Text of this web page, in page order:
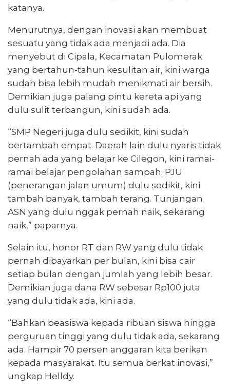
katanya.
Menurutnya, dengan inovasi akan membuat
sesuatu yang tidak ada menjadi ada. Dia
menyebut di Cipala, Kecamatan Pulomerak
yang bertahun-tahun kesulitan air, kini warga
sudah bisa lebih mudah menikmati air bersih.
Demikian juga palang pintu kereta api yang
dulu sulit terbangun, kini sudah ada.
“SMP Negeri juga dulu sedikit, kini sudah
bertambah empat. Daerah lain dulu nyaris tidak
pernah ada yang belajar ke Cilegon, kini ramai-
ramai belajar pengolahan sampah. PJU
(penerangan jalan umum) dulu sedikit, kini
tambah banyak, tambah terang. Tunjangan
ASN yang dulu nggak pernah naik, sekarang
naik,” paparnya.
Selain itu, honor RT dan RW yang dulu tidak
pernah dibayarkan per bulan, kini bisa cair
setiap bulan dengan jumlah yang lebih besar.
Demikian juga dana RW sebesar Rp100 juta
yang dulu tidak ada, kini ada.
“Bahkan beasiswa kepada ribuan siswa hingga
perguruan tinggi yang dulu tidak ada, sekarang
ada. Hampir 70 persen anggaran kita berikan
kepada masyarakat. Itu semua berkat inovasi,”
ungkap Helldy.